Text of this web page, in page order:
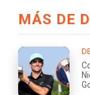
MÁS DE